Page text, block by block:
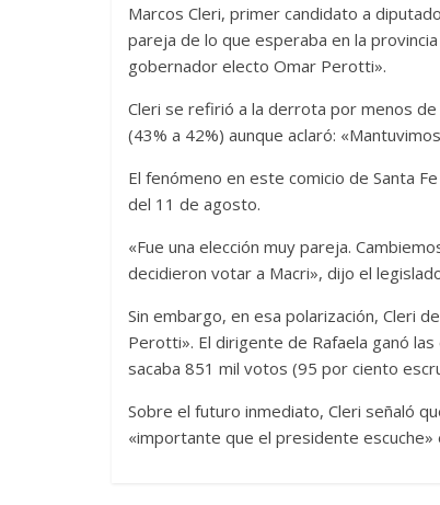
Marcos Cleri, primer candidato a
pareja de lo que esperaba en la
gobernador electo Omar Perotti».
Cleri se refirió a la derrota por menos
(43% a 42%) aunque aclaró:
El fenómeno en este comicio de Santa
del 11 de agosto.
«Fue una elección muy pareja.
decidieron votar a Macri», dijo el
Sin embargo, en esa polarización, Cleri
Perotti». El dirigente de Rafaela ganó
sacaba 851 mil votos (95 por ciento
Sobre el futuro inmediato, Cleri señaló
«importante que el presidente escuche»